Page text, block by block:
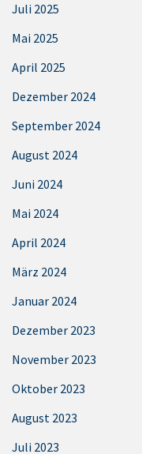
Juli 2025
Mai 2025
April 2025
Dezember 2024
September 2024
August 2024
Juni 2024
Mai 2024
April 2024
März 2024
Januar 2024
Dezember 2023
November 2023
Oktober 2023
August 2023
Juli 2023